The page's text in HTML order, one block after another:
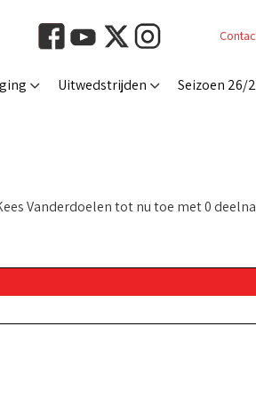
Uitwedstrijden Seizoen 26/
Vanderdoelen tot nu toe met 0